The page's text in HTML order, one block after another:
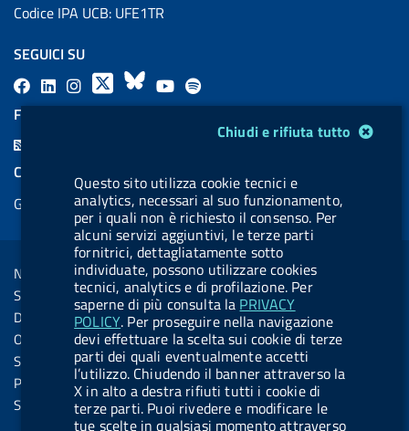
Chiudi e rifiuta tutto
Questo sito utilizza cookie tecnici e
analytics, necessari al suo funzionamento,
per i quali non è richiesto il consenso. Per
alcuni servizi aggiuntivi, le terze parti
fornitrici, dettagliatamente sotto
individuate, possono utilizzare cookies
tecnici, analytics e di profilazione. Per
saperne di più consulta la PRIVACY
POLICY. Per proseguire nella navigazione
devi effettuare la scelta sui cookie di terze
parti dei quali eventualmente accetti
l’utilizzo. Chiudendo il banner attraverso la
X in alto a destra rifiuti tutti i cookie di
terze parti. Puoi rivedere e modificare le
tue scelte in qualsiasi momento attraverso
Codice IPA UCB: UFE1TR
SEGUICI SU
F
a
L
i
a
l
.
b
u
t
t
o
n
.
i
X
B
l
s
k
y
Y
o
u
b
e
l
a
l
.
b
u
t
t
o
n
.
s
FEED RSS
COOKIES
Gestione cookie
Sezione Link Utili
Note legali
Social Media Policy
Dichiarazione di accessibilità
Obiettivi di accessibilità
Statistiche sito
Privacy
Servizi Online